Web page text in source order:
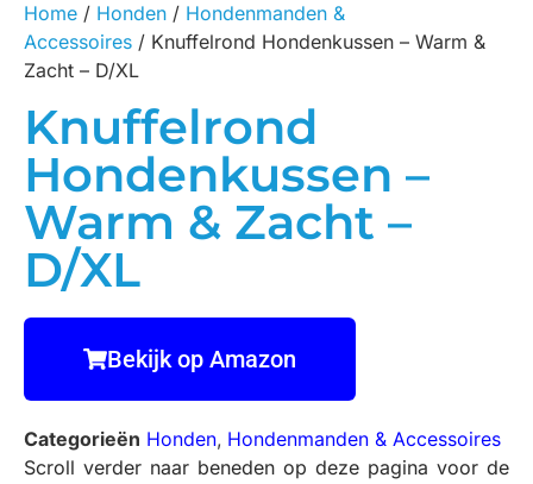
Home / Honden / Hondenmanden &
Accessoires / Knuffelrond Hondenkussen – Warm &
Zacht – D/XL
Knuffelrond
Hondenkussen –
Warm & Zacht –
D/XL
Bekijk op Amazon
Categorieën Honden, Hondenmanden & Accessoires
Scroll verder naar beneden op deze pagina voor de